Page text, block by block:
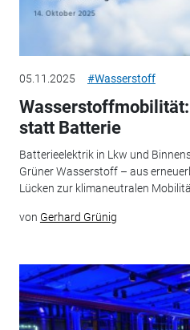
05.11.2025 #Wasserstoff
statt Batterie
Batterieelektrik in Lkw und
Grüner Wasserstoff – aus
Lücken zur klimaneutralen
von Gerhard Grünig